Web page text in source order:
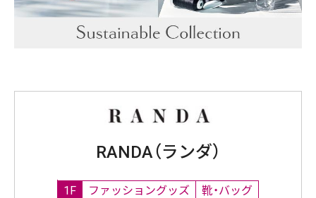
RANDA（ランダ）
1F ファッショングッズ 靴・バッグ